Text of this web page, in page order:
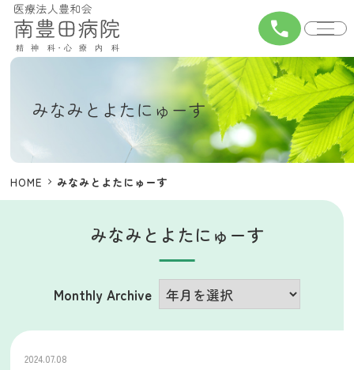
call
みなみとよたにゅーす
HOME みなみとよたにゅーす
みなみとよたにゅーす
Monthly Archive
2024.07.08